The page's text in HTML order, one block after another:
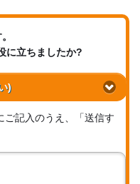
に立ちましたか?
)
ご記入のうえ、「送信す